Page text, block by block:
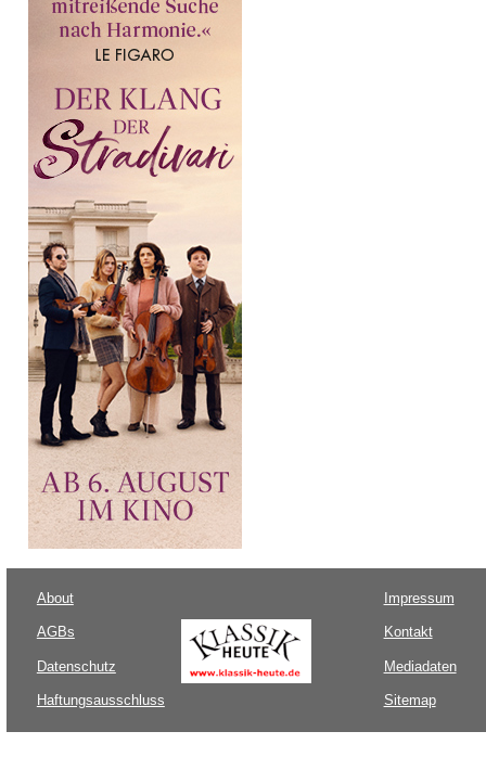
About
AGBs
Datenschutz
Haftungsausschluss
Impressum
Kontakt
Mediadaten
Sitemap